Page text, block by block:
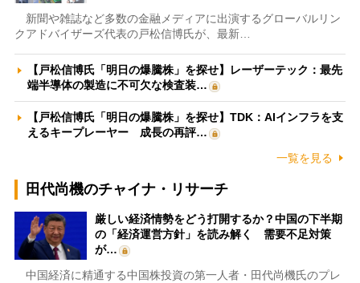
新聞や雑誌など多数の金融メディアに出演するグローバルリン
クアドバイザーズ代表の戸松信博氏が、最新…
【戸松信博氏「明日の爆騰株」を探せ】レーザーテック：最先
端半導体の製造に不可欠な検査装…
【戸松信博氏「明日の爆騰株」を探せ】TDK：AIインフラを支
えるキープレーヤー 成長の再評…
一覧を見る
田代尚機のチャイナ・リサーチ
厳しい経済情勢をどう打開するか？中国の下半期
の「経済運営方針」を読み解く 需要不足対策
が…
中国経済に精通する中国株投資の第一人者・田代尚機氏のプレ